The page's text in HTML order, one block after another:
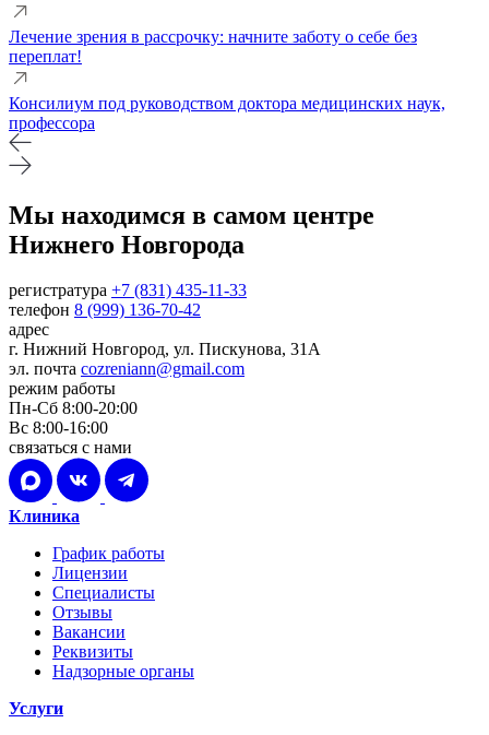
Лечение зрения в рассрочку: начните заботу о себе без
переплат!
Консилиум под руководством доктора медицинских наук,
профессора
Мы находимся в самом центре
Нижнего Новгорода
регистратура +7 (831) 435-11-33
телефон 8 (999) 136-70-42
адрес
г. Нижний Новгород, ул. Пискунова, 31А
эл. почта cozreniann@gmail.com
режим работы
Пн-Сб 8:00-20:00
Вс 8:00-16:00
связаться с нами
Клиника
График работы
Лицензии
Специалисты
Отзывы
Вакансии
Реквизиты
Надзорные органы
Услуги